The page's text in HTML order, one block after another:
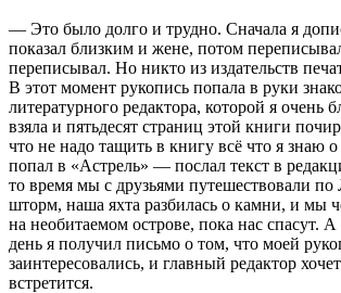
— Это было долго и трудно. Сначала я
показал близким и жене, потом
переписывал. Но никто из издательств
В этот момент рукопись попала в руки
литературного редактора, которой я очень
взяла и пятьдесят страниц этой книги
что не надо тащить в книгу всё что я знаю
попал в «Астрель» — послал текст в
то время мы с друзьями путешествовали по
шторм, наша яхта разбилась о камни, и мы
на необитаемом острове, пока нас спасут.
день я получил письмо о том, что моей
заинтересовались, и главный редактор
встретится.